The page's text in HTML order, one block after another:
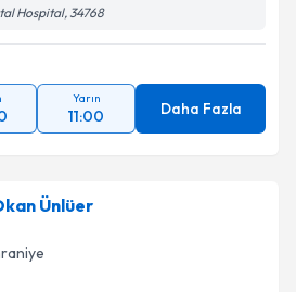
Hospital, 34768
Yarın
11:00 Daha Fazla
Ünlüer